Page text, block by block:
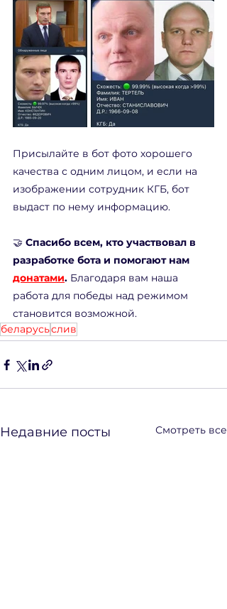
Присылайте в бот фото хорошего
качества с одним лицом, и если на
изображении сотрудник КГБ, бот
выдаст по нему информацию.
🤝 Спасибо всем, кто участвовал в
разработке бота и помогают нам
донатами. Благодаря вам наша
работа для победы над режимом
становится возможной.
беларусьслив
Недавние посты Смотреть все